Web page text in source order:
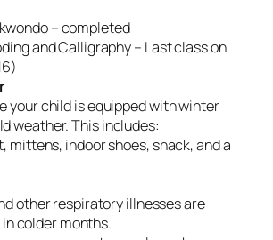
– completed
and Calligraphy – Last class on
your child is equipped with winter
weather. This includes:
mittens, indoor shoes, snack, and a
other respiratory illnesses are
colder months.